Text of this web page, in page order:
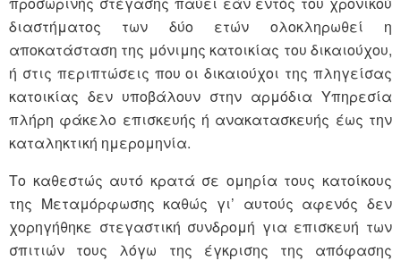
διαστήματος των δύο ετών ολοκληρωθεί η
αποκατάσταση της μόνιμης κατοικίας του δικαιούχου,
ή στις περιπτώσεις που οι δικαιούχοι της πληγείσας
κατοικίας δεν υποβάλουν στην αρμόδια Υπηρεσία
πλήρη φάκελο επισκευής ή ανακατασκευής έως την
καταληκτική ημερομηνία.
Το καθεστώς αυτό κρατά σε ομηρία τους κατοίκους
της Μεταμόρφωσης καθώς γι’ αυτούς αφενός δεν
χορηγήθηκε στεγαστική συνδρομή για επισκευή των
σπιτιών τους λόγω της έγκρισης της απόφασης